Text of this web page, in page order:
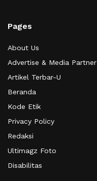
Pages
About Us
Advertise & Media Partner
Artikel Terbar-U
Beranda
Kode Etik
Privacy Policy
Redaksi
Ultimagz Foto
Disabilitas